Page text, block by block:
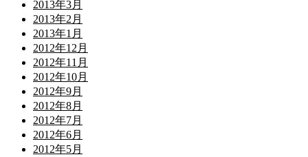
2013年3月
2013年2月
2013年1月
2012年12月
2012年11月
2012年10月
2012年9月
2012年8月
2012年7月
2012年6月
2012年5月